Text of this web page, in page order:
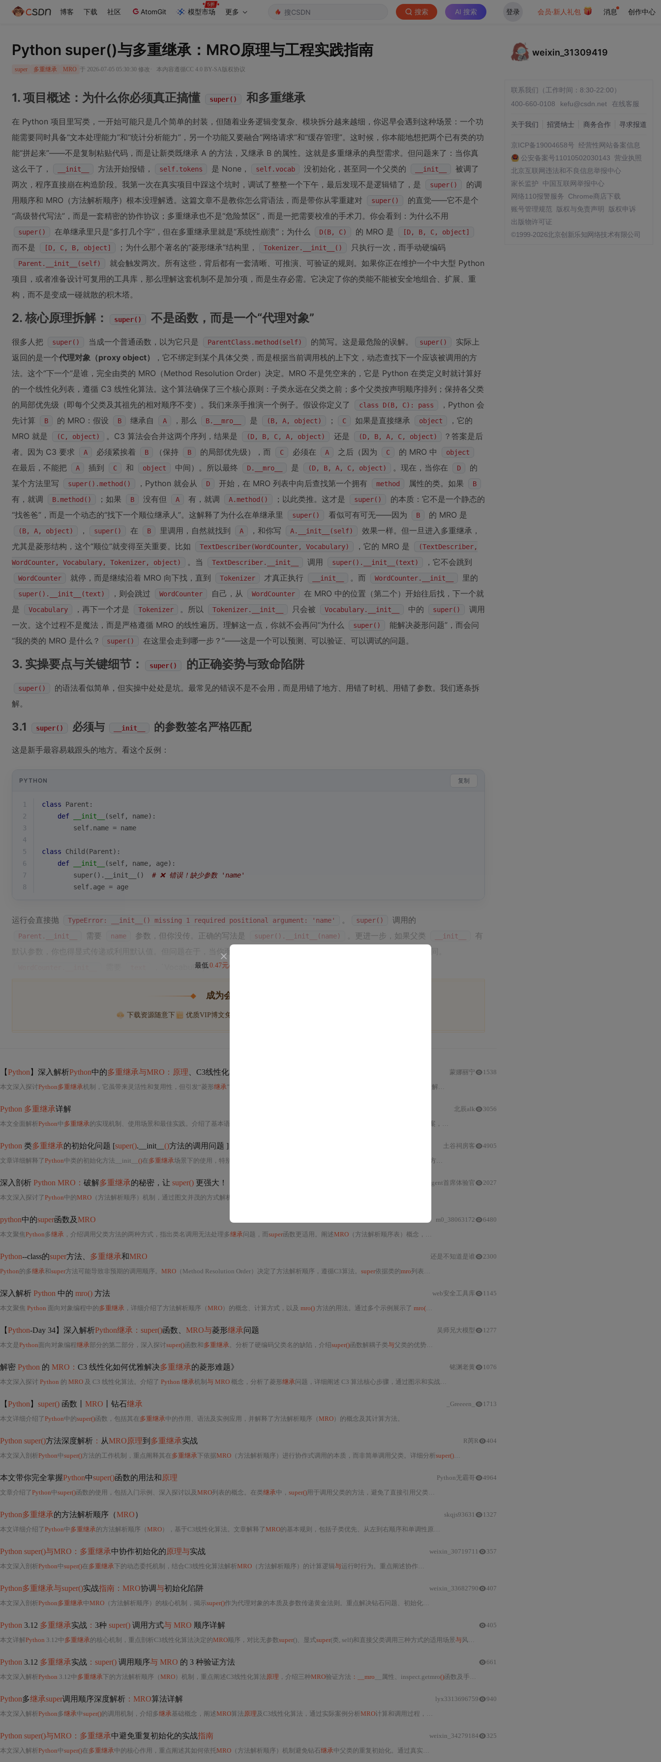
博客 下载 社区 AtomGit 模型市场 更多 搜索 AI 搜索 登录 会员·新人礼包 消息 创作中心
Python super()与多重继承：MRO原理与工程实践指南
super 多重继承 MRO 于 2026-07-05 05:30:30 修改 · 本内容遵循CC 4.0 BY-SA版权协议
1. 项目概述：为什么你必须真正搞懂 super() 和多重继承
在 Python 项目里写类，一开始可能只是几个简单的封装，但随着业务逻辑变复杂、模块拆分越来越细，你迟早会遇到这种场景：一个功
能需要同时具备“文本处理能力”和“统计分析能力”，另一个功能又要融合“网络请求”和“缓存管理”。这时候，你本能地想把两个已有类的功
能“拼起来”——不是复制粘贴代码，而是让新类既继承 A 的方法，又继承 B 的属性。这就是多重继承的典型需求。但问题来了：当你真
这么干了，
__init__ 方法开始报错， self.tokens 是 None， self.vocab 没初始化，甚至同一个父类的 __init__
被调了
两次，程序直接崩在构造阶段。我第一次在真实项目中踩这个坑时，调试了整整一个下午，最后发现不是逻辑错了，是
super()
的调
用顺序和 MRO（方法解析顺序）根本没理解透。这篇文章不是教你怎么背语法，而是带你从零重建对
super()
的直觉——它不是个
“高级替代写法”，而是一套精密的协作协议；多重继承也不是“危险禁区”，而是一把需要校准的手术刀。你会看到：为什么不用
super() 在单继承里只是“多打几个字”，但在多重继承里就是“系统性崩溃”；为什么 D(B, C) 的 MRO 是 [D, B, C, object]
而不是 [D, C, B, object] ；为什么那个著名的“菱形继承”结构里， Tokenizer.__init__() 只执行一次，而手动硬编码
Parent.__init__(self)
就会触发两次。所有这些，背后都有一套清晰、可推演、可验证的规则。如果你正在维护一个中大型 Python
项目，或者准备设计可复用的工具库，那么理解这套机制不是加分项，而是生存必需。它决定了你的类能不能被安全地组合、扩展、重
构，而不是变成一碰就散的积木塔。
2. 核心原理拆解： super() 不是函数，而是一个“代理对象”
很多人把 super() 当成一个普通函数，以为它只是 ParentClass.method(self) 的简写。这是最危险的误解。 super()
实际上
返回的是一个代理对象（proxy object）
，它不绑定到某个具体父类，而是根据当前调用栈的上下文，动态查找下一个应该被调用的方
法。这个“下一个”是谁，完全由类的 MRO（Method Resolution Order）决定。MRO 不是凭空来的，它是 Python 在类定义时就计算好
的一个线性化列表，遵循 C3 线性化算法。这个算法确保了三个核心原则：子类永远在父类之前；多个父类按声明顺序排列；保持各父类
的局部优先级（即每个父类及其祖先的相对顺序不变）。我们来亲手推演一个例子。假设你定义了
class D(B, C): pass
，Python 会
先计算
B 的 MRO：假设 B 继承自 A ，那么 B.__mro__ 是 (B, A, object) ； C 如果是直接继承 object
，它的
MRO 就是
(C, object) 。C3 算法会合并这两个序列，结果是 (D, B, C, A, object) 还是 (D, B, A, C, object)
？答案是后
者。因为 C3 要求
A 必须紧挨着 B （保持 B 的局部优先级），而 C 必须在 A 之后（因为 C 的 MRO 中 object
在最后，不能把 A 插到 C 和 object 中间）。所以最终 D.__mro__ 是 (D, B, A, C, object) 。现在，当你在 D
的
某个方法里写
super().method() ，Python 就会从 D 开始，在 MRO 列表中向后查找第一个拥有 method 属性的类。如果 B
有，就调 B.method() ；如果 B 没有但 A 有，就调 A.method() ；以此类推。这才是 super()
的本质：它不是一个静态的
“找爸爸”，而是一个动态的“找下一个顺位继承人”。这解释了为什么在单继承里
super() 看似可有可无——因为 B 的 MRO 是
(B, A, object) ， super() 在 B 里调用，自然就找到 A ，和你写 A.__init__(self)
效果一样。但一旦进入多重继承，
尤其是菱形结构，这个“顺位”就变得至关重要。比如
TextDescriber(WordCounter, Vocabulary) ，它的 MRO 是
(TextDescriber,
WordCounter, Vocabulary, Tokenizer, object)
。当 TextDescriber.__init__ 调用 super().__init__(text) ，它不会跳到
WordCounter 就停，而是继续沿着 MRO 向下找，直到 Tokenizer 才真正执行 __init__ 。而 WordCounter.__init__ 里的
super().__init__(text) ，则会跳过 WordCounter 自己，从 WordCounter
在 MRO 中的位置（第二个）开始往后找，下一个就
是
Vocabulary ，再下一个才是 Tokenizer 。所以 Tokenizer.__init__ 只会被 Vocabulary.__init__ 中的 super()
调用
一次。这个过程不是魔法，而是严格遵循 MRO 的线性遍历。理解这一点，你就不会再问“为什么
super()
能解决菱形问题”，而会问
“我的类的 MRO 是什么？
super() 在这里会走到哪一步？”——这是一个可以预测、可以验证、可以调试的问题。
3. 实操要点与关键细节： super() 的正确姿势与致命陷阱
super()
的语法看似简单，但实操中处处是坑。最常见的错误不是不会用，而是用错了地方、用错了时机、用错了参数。我们逐条拆
解。
3.1 super() 必须与 __init__ 的参数签名严格匹配
这是新手最容易栽跟头的地方。看这个反例：
PYTHON 复制
1 class Parent :
2
def __init__ (self, name):
3
        self.name = name
4
5
class Child (Parent):
6
def __init__ (self, name, age):
7
super().__init__() # ❌ 错误！缺少参数 'name'
8
        self.age = age
运行会直接抛 TypeError: __init__() missing 1 required positional argument: 'name' 。 super() 调用的
Parent.__init__ 需要 name 参数，但你没传。正确的写法是 super().__init__(name) 。更进一步，如果父类 __init__
有
默认参数，你也得显式传递或利用默认值。但问题在于，当你面对多重继承时，不同父类的
，`Vocabulary.
最低0.47元/天
成为会员后, 你将解锁
下载资源随意下 优质VIP博文免费学
【Python 】深入解析Python中的多重继承与MRO：原理 、C3线性化算法
本文深入探讨Python多重继承机制，它虽带来灵活性和复用性，但引发“菱形继承”问题。 顺序计算方法，解释C3线性化算法避免菱形
蒙娜丽宁 1538
Python 多重继承详解
本文全面解析Python中 多重继承的实现机制、使用场景和最佳实践。介绍了基本语法、方法解析顺序（ 问题及解决方案，还提及实际应用场景、最佳实践、常见问题解决，指出其优势
北辰alk 3056
Python 类多重继承的初始化问题 [super().__init__ ()方法的调用问题 ]
文章详细解释了Python中类的初始化方法__init__ ()在多重继承场景下的使用，特别是 （方法解析顺序）调用下一个类的方法。在
土谷祠房客 4905
深入剖析 Python MRO： 破解多重继承的秘密，让 super() 更强大！
本文深入探讨了Python中的MRO （方法解析顺序）机制，通过图文并茂的方式解析了
AI Agent首席体验官 2027
python中的super函数及MRO
本文聚焦Python多继承 ，介绍调用父类方法的两种方式，指出类名调用无法处理多继承问题，而super函数更适用。阐述MRO （方法解析顺序表）概念，分析多
m0_38063172 6480
Python--class的super方法、 多重继承和MRO
Python的多继承和super方法可能导致非预期的调用顺序。 MRO （Method Resolution Order）决定了方法解析顺序，遵循C3算法。 super依据类的mro列表找到指定类右边的类并进行绑定。不理解这一点可能导致混淆，
还是不知道是谁 2300
深入解析 Python 中的 mro() 方法
本文聚焦 Python 面向对象编程中的多重继承 ，详细介绍了方法解析顺序（MRO）的概念、计算方式，以及 mro() 方法的用法。通过多个示例展示了 mro() 在不同
web安全工具库 1145
【Python-Day 34】深入解析Python继承：super()函数、 MRO与菱形继承问题
本文是Python面向对象编程继承部分的第二部分，深入探讨super()函数和多重继承。分析了硬编码父类名的缺陷，介绍super()函数解耦子类与父类的优势。阐述
吴师兄大模型 1277
解密 Python 的 MRO： C3 线性化如何优雅解决多重继承的菱形难题》
本文深入探讨 Python 的 MRO 及 C3 线性化算法。介绍了 Python 继承机制 与 MRO 概念，分析了菱形继承问题，详细阐述 C3 算法核心步骤，通过图示和实战案例展示
铭渊老黄 1076
【Python 】 super() 函数丨 MRO 丨钻石继承
本文详细介绍了Python中的super()函数，包括其在多重继承中的作用、语法及实例应用，并解释了方法解析顺序（MRO）的概念及其计算方法。
_Greeeen_ 1713
Python super()方法深度解析 ： 从MRO原理到 多重继承实战
本文深入剖析Python中super()方法的工作机制，重点阐释其在多重继承下依据MRO （方法解析顺序）进行协作式调用的本质，而非简单调用父类。详细分析super()常见报错原因，包括非类方法误用、
R芮R 404
本文带你完全掌握Python中super()函数的用法和原理
文章介绍了Python中super()函数的使用，包括入门示例、深入探讨以及 MRO列表的概念。在类继承中， super()用于调用父类的方法，避免了直接引用父类可能导致的问题，尤其是在
Python无霸哥 4964
Python多重继承的方法解析顺序（MRO）
本文详细介绍了Python中 多重继承的方法解析顺序（MRO），基于C3线性化算法。文章解释了MRO的基本规则，包括子类优先、从左到右顺序和单调性原则，并通过实例展示了如何查看
skqjs93631 1327
Python super()与MRO：多重继承中协作初始化的原理与实战
本文深入剖析Python中super()在多重继承下的动态委托机制，结合C3线性化算法解析MRO （方法解析顺序）的计算逻辑与运行时行为。重点阐述协作式初始化
weixin_30719711 357
Python多重继承与super()实战指南：MRO协调与初始化陷阱
本文深入剖析Python多重继承中MRO （方法解析顺序）的核心机制，揭示super()作为代理对象的本质及参数传递黄金法则。重点解决钻石问题、初始化重复、
weixin_33682790 407
Python 3.12 多重继承实战 ： 3种 super() 调用方式与 MRO 顺序详解
本文详解Python 3.12中 多重继承的核心机制，重点剖析C3线性化算法决定的MRO 顺序，对比无参数super()、显式super(类, self)和直接父类调用三种方式的适用场景与 风险，并通过钻石
405
Python 3.12 多重继承实战 ：super() 调用顺序与 MRO 的 3 种验证方法
本文深入解析Python 3.12中 多重继承下的方法解析顺序（MRO）机制，重点阐述C3线性化算法原理 ，介绍三种MRO验证方法 ：__mro __属性、inspect.getmro()函数及手动推算，并详解
661
Python多继承super调用顺序深度解析 ：MRO算法详解
本文深入解析Python多继承中super()的调用机制，介绍多继承基础概念，阐述MRO算法原理及C3线性化算法，通过实际案例分析MRO计算和调用过程，还讲解了
lyx3313696759 940
Python super()与MRO：多重继承中避免重复初始化的实战指南
本文深入解析Python中super()在多重继承中的核心作用，重点阐述其如何依托MRO （方法解析顺序）机制避免钻石继承中父类的重复初始化。通过真实生产案例、
weixin_34279184 325
weixin_31309419
联系我们（工作时间：8:30-22:00）
400-660-0108
kefu@csdn.net 在线客服
关于我们 招贤纳士 商务合作 寻求报道
京ICP备19004658号 经营性网站备案信息
公安备案号11010502030143 营业执照
北京互联网违法和不良信息举报中心
家长监护
中国互联网举报中心
网络110报警服务
Chrome商店下载
账号管理规范
版权与免责声明
版权申诉
出版物许可证
©1999-2026北京创新乐知网络技术有限公司